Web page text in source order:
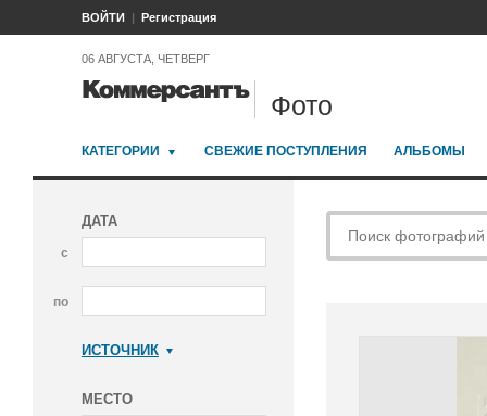
ВОЙТИ Регистрация
06 АВГУСТА, ЧЕТВЕРГ
Фото
КАТЕГОРИИ СВЕЖИЕ ПОСТУПЛЕНИЯ АЛЬБОМЫ
ДАТА
с
по
ИСТОЧНИК
МЕСТО